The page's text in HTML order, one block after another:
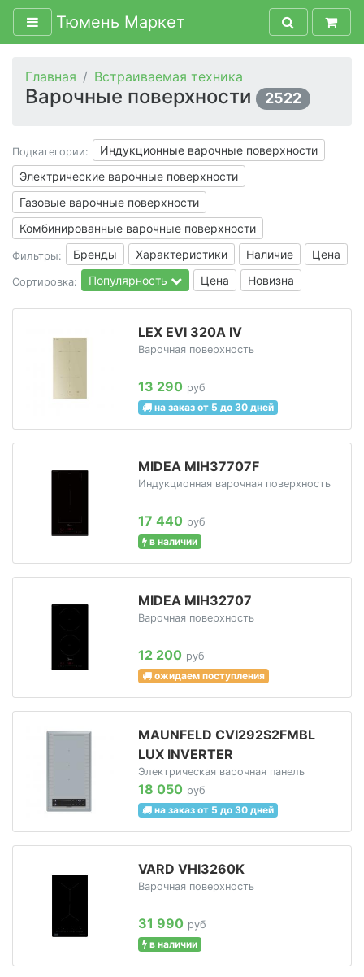
Тюмень Маркет
Главная Встраиваемая техника
Варочные поверхности 2522
Подкатегории:
Индукционные варочные поверхности
Электрические варочные поверхности
Газовые варочные поверхности
Комбинированные варочные поверхности
Фильтры: Бренды Характеристики Наличие Цена
Сортировка: Популярность Цена Новизна
LEX EVI 320A IV
Варочная поверхность
13 290 руб
на заказ от 5 до 30 дней
MIDEA MIH37707F
Индукционная варочная поверхность
17 440 руб
в наличии
MIDEA MIH32707
Варочная поверхность
12 200 руб
ожидаем поступления
MAUNFELD CVI292S2FMBL
LUX INVERTER
Электрическая варочная панель
18 050 руб
на заказ от 5 до 30 дней
VARD VHI3260K
Варочная поверхность
31 990 руб
в наличии